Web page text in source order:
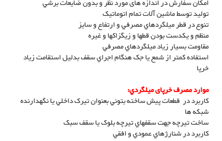
امکان سفارش در اندازه های مورد نظر و بدون ضايعات برشي
تولید توسط ماشين آلات تمام اتوماتيک
تنوع در قطر ميلگردهاي مصرفي و ارتفاع و سایز
منظم و یکدست بودن قطها و زیگزاکها و غیره
مقاومت بسيار زياد ميلگردهاي مصرفي
استفاده کمتر از شمع يا جک هنگام اجراي سقف بدليل استقامت زياد
خرپا
موارد مصرف خرپای ميلگردي:
کاربرد در قطعات پيش ساخته بتوني بعنوان تيرک داخلي يا نگهدارنده
شبکه ها
ساخت تيرچه جهت سقفهاي تيرچه بلوک يا سقف سبک
کاربرد در شنارژهاي عمودي و افقي